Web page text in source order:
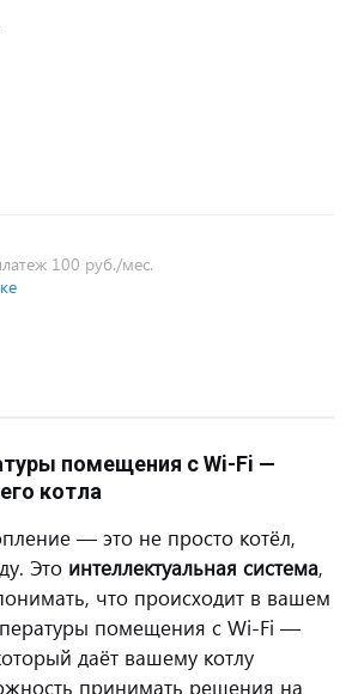
100 руб./мес.
помещения с Wi-Fi —
котла
— это не просто котёл,
Это интеллектуальная система,
что происходит в вашем
помещения с Wi-Fi —
даёт вашему котлу
принимать решения на